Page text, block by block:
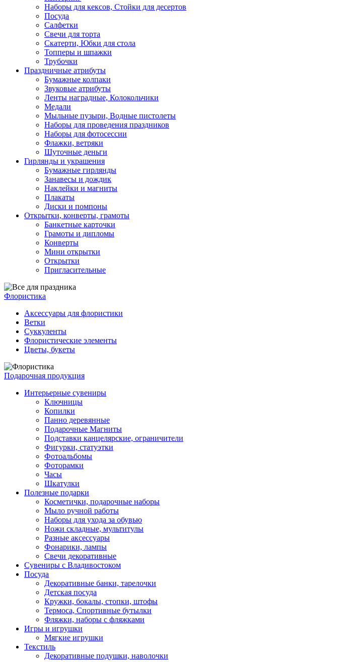
Наборы для кексов, Стойки для десертов
Посуда
Салфетки
Свечи для торта
Скатерти, Юбки для стола
Топперы и шпажки
Трубочки
Праздничные атрибуты
Бумажные колпаки
Звуковые атрибуты
Ленты наградные, Колокольчики
Медали
Мыльные пузыри, Водные пистолеты
Наборы для проведения праздников
Наборы для фотосессии
Флажки, ветряки
Шуточные деньги
Гирлянды и украшения
Бумажные гирлянды
Занавесы и дождик
Наклейки и магниты
Плакаты
Диски и помпоны
Открытки, конверты, грамоты
Банкетные карточки
Грамоты и дипломы
Конверты
Мини открытки
Открытки
Пригласительные
Флористика
Аксессуары для флористики
Ветки
Суккуленты
Флористические элементы
Цветы, букеты
Подарочная продукция
Интерьерные сувениры
Ключницы
Копилки
Панно деревянные
Подарочные Магниты
Подставки канцелярские, ограничители
Фигурки, статуэтки
Фотоальбомы
Фоторамки
Часы
Шкатулки
Полезные подарки
Косметички, подарочные наборы
Мыло ручной работы
Наборы для ухода за обувью
Ножи складные, мультитулы
Разные аксессуары
Фонарики, лампы
Свечи декоративные
Сувениры с Владивостоком
Посуда
Декоративные банки, тарелочки
Детская посуда
Кружки, бокалы, стопки, штофы
Термоса, Спортивные бутылки
Фляжки, наборы с фляжками
Игры и игрушки
Мягкие игрушки
Текстиль
Декоративные подушки, наволочки